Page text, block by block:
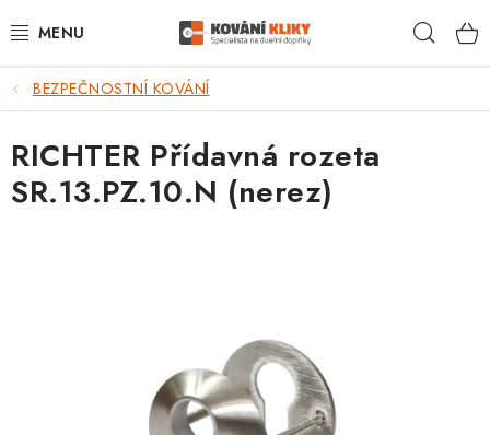
na
VÝPRODEJ - TOP AKCE
BLOG
UŽITEČNÉ RADY
BEZPEČNOSTNÍ KOVÁNÍ
RICHTER Přídavná rozeta
SR.13.PZ.10.N (nerez)